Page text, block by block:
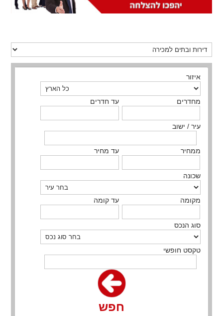
איזור
מחדרים עד חדרים
עיר / ישוב
ממחיר עד מחיר
שכונה
מקומה עד קומה
סוג הנכס
טקסט חופשי
חפש